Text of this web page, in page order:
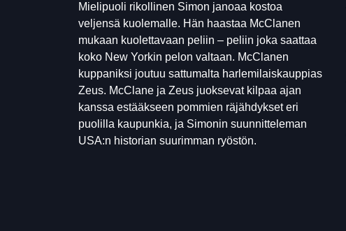
Mielipuoli rikollinen Simon janoaa kostoa
veljensä kuolemalle. Hän haastaa McClanen
mukaan kuolettavaan peliin – peliin joka saattaa
koko New Yorkin pelon valtaan. McClanen
kuppaniksi joutuu sattumalta harlemilaiskauppias
Zeus. McClane ja Zeus juoksevat kilpaa ajan
kanssa estääkseen pommien räjähdykset eri
puolilla kaupunkia, ja Simonin suunnitteleman
USA:n historian suurimman ryöstön.